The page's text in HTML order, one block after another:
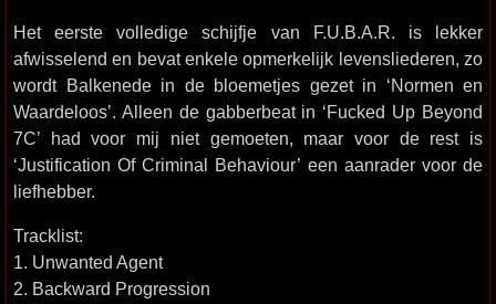
Het eerste volledige schijfje van F.U.B.A.R. is lekker
afwisselend en bevat enkele opmerkelijk levensliederen, zo
wordt Balkenede in de bloemetjes gezet in ‘Normen en
Waardeloos’. Alleen de gabberbeat in ‘Fucked Up Beyond
7C’ had voor mij niet gemoeten, maar voor de rest is
‘Justification Of Criminal Behaviour’ een aanrader voor de
liefhebber.
Tracklist:
1. Unwanted Agent
2. Backward Progression